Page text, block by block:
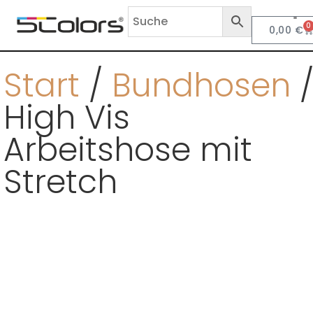
0,00 € 0
Start / Bundhosen
High Vis
Arbeitshose mit
Stretch